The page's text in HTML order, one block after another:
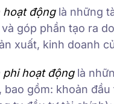
hoạt độnglà những
góp phần tạo ra
xuất, kinh doanh
phi hoạt độnglà
bao gồm: khoản